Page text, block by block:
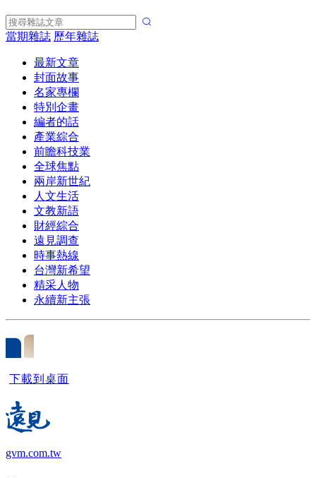
當期雜誌 歷年雜誌
最新文章
封面故事
名家專欄
特別企畫
編者的話
產業綜合
前瞻科技業
全球焦點
兩岸新世紀
人文生活
文教新語
財經綜合
遠見調查
時事熱線
台灣新希望
精采人物
永續新主張
下載到桌面
gvm.com.tw